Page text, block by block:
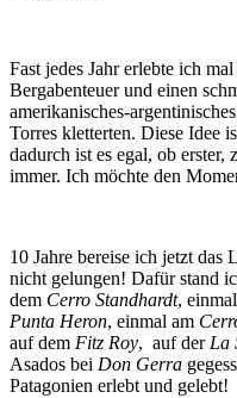
Fast jedes Jahr erlebte ich
Bergabenteuer und einen
amerikanisches-
Torres kletterten. Diese Idee
dadurch ist es egal, ob erster,
immer. Ich möchte den
10 Jahre bereise ich jetzt das
nicht gelungen! Dafür stand
dem Cerro Standhardt,
Punta Heron, einmal am
auf dem Fitz Roy, auf der La
Asados bei Don Gerra
Patagonien erlebt und gelebt!